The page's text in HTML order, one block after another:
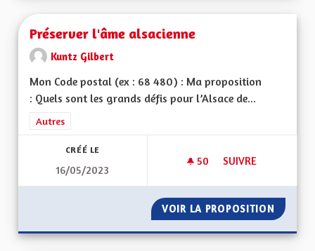
Préserver l'âme alsacienne
Kuntz Gilbert
Mon Code postal (ex : 68 480) : Ma proposition
: Quels sont les grands défis pour l’Alsace de...
Filtrer les résultats de la catégorie : Autres
Autres
CRÉÉ LE
16/05/2023
50 50 ABONNÉS
SUIVRE
VOIR LA PROPOSITION